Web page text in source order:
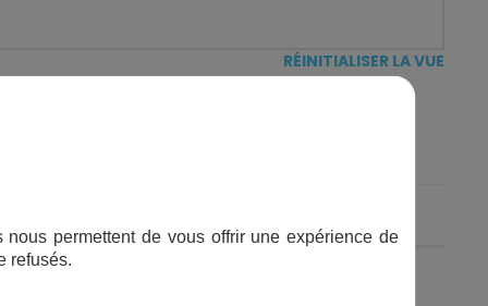
RÉINITIALISER LA VUE
-
permettent de vous offrir une expérience de
refusés.